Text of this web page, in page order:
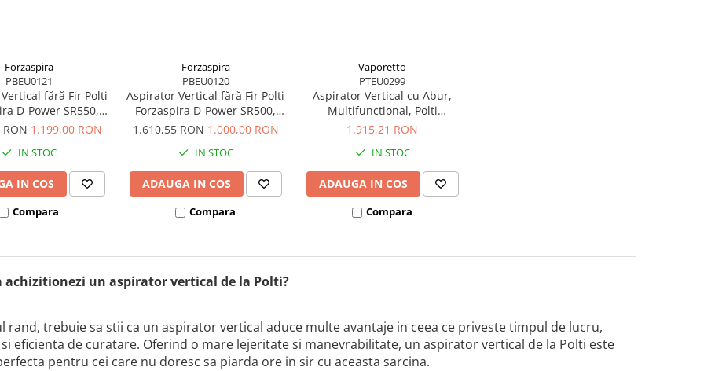
Forzaspira
PBEU0121
fără Fir Polti
D-Power SR550,
Reîncărcabil,
Lucru 40 min, 0.6 l,
Roșu/Gri
RON1.199,00 RON
IN STOC
IN COS
Compara
Forzaspira
PBEU0120
Aspirator Vertical fără Fir Polti
Forzaspira D-Power SR500,
Multiciclonic, Reîncărcabil,
Autonomie Lucru 40 min, 0.6 l,
Verde/Gri
1.610,55 RON1.000,00 RON
IN STOC
ADAUGA IN COS
Compara
Vaporetto
PTEU0299
Aspirator Vertical cu Abur,
Multifunctional, Polti
Vaporetto 3 Clean Blue, 1800
1.915,21 RON
IN STOC
ADAUGA IN COS
Compara
achizitionezi un aspirator vertical de la Polti?
rand, trebuie sa stii ca un aspirator vertical aduce multe avantaje in ceea ce priveste timpul de lucru,
eficienta de curatare. Oferind o mare lejeritate si manevrabilitate, un aspirator vertical de la Polti este
pentru cei care nu doresc sa piarda ore in sir cu aceasta sarcina.